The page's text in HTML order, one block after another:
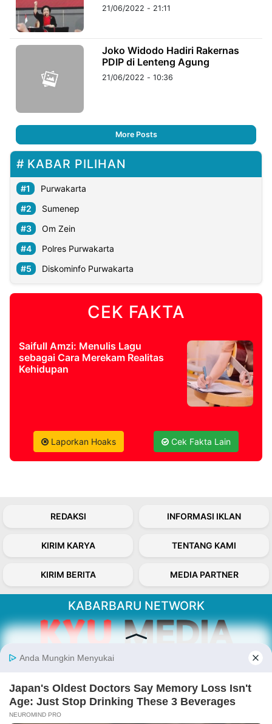
21/06/2022 - 21:11
Joko Widodo Hadiri Rakernas
PDIP di Lenteng Agung
21/06/2022 - 10:36
More Posts
KABAR PILIHAN
Purwakarta
Sumenep
Om Zein
Polres Purwakarta
Diskominfo Purwakarta
CEK FAKTA
Saifull Amzi: Menulis Lagu
sebagai Cara Merekam Realitas
Kehidupan
Laporkan Hoaks Cek Fakta Lain
REDAKSI INFORMASI IKLAN
KIRIM KARYA TENTANG KAMI
KIRIM BERITA MEDIA PARTNER
KABARBARU NETWORK
Kabarbaru.co menyajikan berita aktual dan
inspiratif dari sudut pandang berbaik sangka